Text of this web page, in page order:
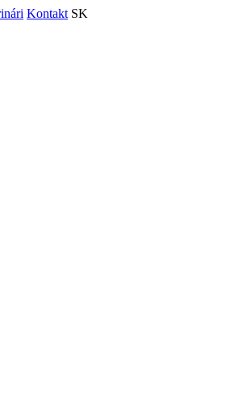
Kontakt SK